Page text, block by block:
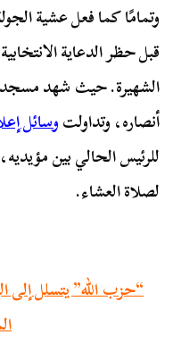
وتمامًا كما فعل عشية
قبل حظر الدعاية
الشهيرة. حيث شهد مسجد
أنصاره، وتداولتوسائل
للرئيس الحالي بين
لصلاة العشاء.
“حزب الله” يتسلل إلى